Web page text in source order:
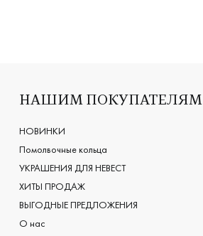
НАШИМ ПОКУПАТЕЛЯМ
НОВИНКИ
Помолвочные кольца
УКРАШЕНИЯ ДЛЯ НЕВЕСТ
ХИТЫ ПРОДАЖ
ВЫГОДНЫЕ ПРЕДЛОЖЕНИЯ
О нас